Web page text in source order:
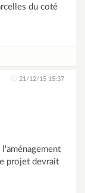
du coté
21/12/15 15:37
projet devrait